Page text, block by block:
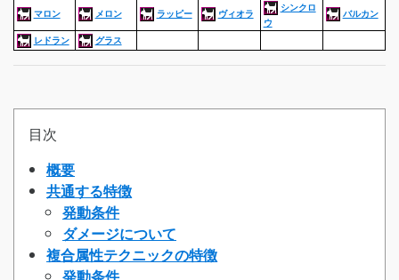
マロン
メロン ラッピー ヴィオラ
シンクロ
ウ
バルカン
レドラン
グラス
目次
概要
共通する特徴
発動条件
ダメージについて
複合属性テクニックの特徴